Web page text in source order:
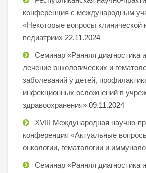
конференция с международным
«Некоторые вопросы клинической
педиатрии» 22.11.2024
Семинар «Ранняя диагностика
лечение онкологических и
заболеваний у детей,
инфекционных осложнений в
здравоохранения» 09.11.2024
XVIII Международная научно-
конференция «Актуальные
онкологии, гематологии и
Семинар «Ранняя диагностика